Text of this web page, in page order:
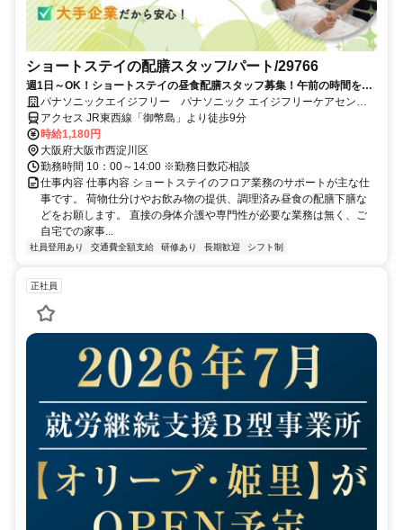
ショートステイの配膳スタッフ/パート/29766
週1日～OK！ショートステイの昼食配膳スタッフ募集！午前の時間を活
用して現場をサポートいただけませんか。ご家族の介護でお悩みの方、
ご両親の介護が落ち着かれた方、 介護に関心がある方も大歓迎です。
パナソニックエイジフリー パナソニック エイジフリーケアセンタ
ー大阪西淀川・ショートステイ
アクセス JR東西線「御幣島」より徒歩9分
時給1,180円
大阪府大阪市西淀川区
勤務時間 10：00～14:00 ※勤務日数応相談
仕事内容 仕事内容 ショートステイのフロア業務のサポートが主な仕
事です。 荷物仕分けやお飲み物の提供、調理済み昼食の配膳下膳な
どをお願します。 直接の身体介護や専門性が必要な業務は無く、ご
自宅での家事...
社員登用あり 交通費全額支給 研修あり 長期歓迎 シフト制
正社員